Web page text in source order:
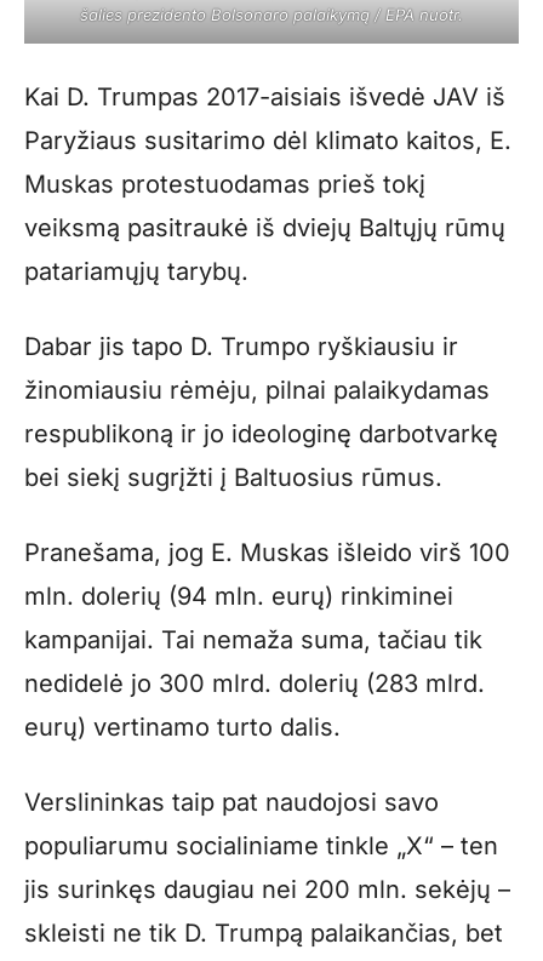
šalies prezidento Bolsonaro palaikymą / EPA nuotr.
Kai D. Trumpas 2017-aisiais išvedė JAV iš
Paryžiaus susitarimo dėl klimato kaitos, E.
Muskas protestuodamas prieš tokį
veiksmą pasitraukė iš dviejų Baltųjų rūmų
patariamųjų tarybų.
Dabar jis tapo D. Trumpo ryškiausiu ir
žinomiausiu rėmėju, pilnai palaikydamas
respublikoną ir jo ideologinę darbotvarkę
bei siekį sugrįžti į Baltuosius rūmus.
Pranešama, jog E. Muskas išleido virš 100
mln. dolerių (94 mln. eurų) rinkiminei
kampanijai. Tai nemaža suma, tačiau tik
nedidelė jo 300 mlrd. dolerių (283 mlrd.
eurų) vertinamo turto dalis.
Verslininkas taip pat naudojosi savo
populiarumu socialiniame tinkle „X“ – ten
jis surinkęs daugiau nei 200 mln. sekėjų –
skleisti ne tik D. Trumpą palaikančias, bet